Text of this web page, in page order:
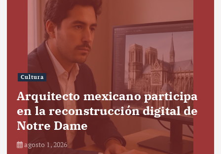
Cultura
Arquitecto mexicano participa
en la reconstrucción digital de
Notre Dame
agosto 1, 2026